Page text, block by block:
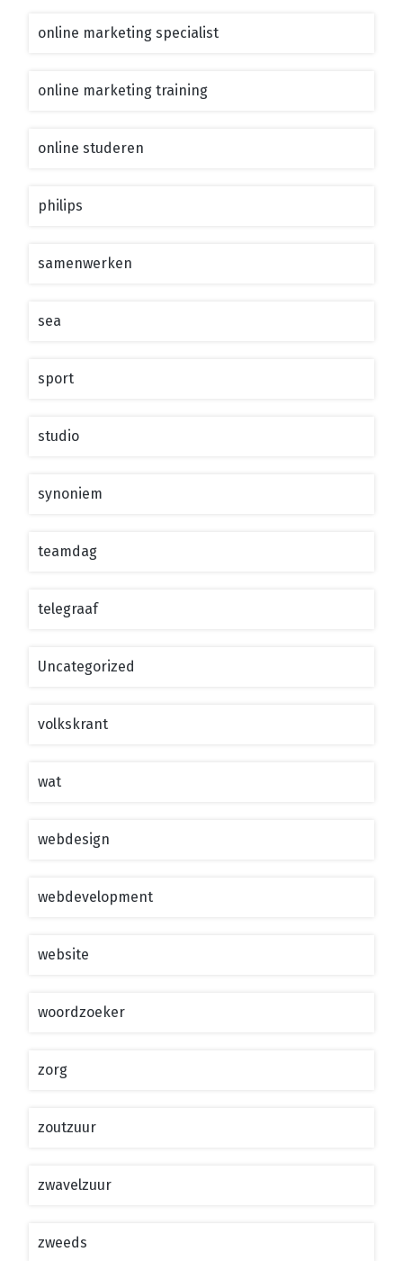
online marketing specialist
online marketing training
online studeren
philips
samenwerken
sea
sport
studio
synoniem
teamdag
telegraaf
Uncategorized
volkskrant
wat
webdesign
webdevelopment
website
woordzoeker
zorg
zoutzuur
zwavelzuur
zweeds